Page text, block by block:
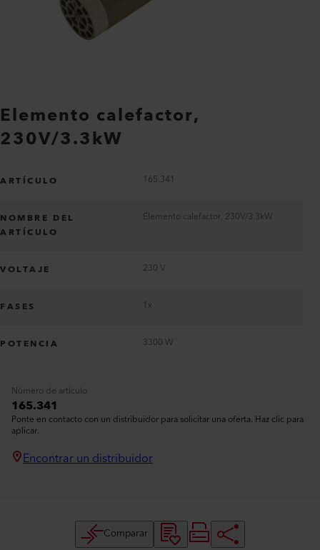
Elemento calefactor,
230V/3.3kW
ARTÍCULO 165.341
NOMBRE DEL
ARTÍCULO
Elemento calefactor, 230V/3.3kW
VOLTAJE 230 V
FASES 1x
POTENCIA 3300 W
Número de artículo
165.341
Ponte en contacto con un distribuidor para solicitar una oferta. Haz clic para
aplicar.
Encontrar un distribuidor
Comparar